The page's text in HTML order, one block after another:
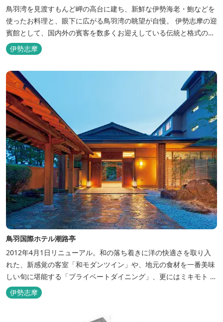
鳥羽湾を見渡すもんど岬の高台に建ち、新鮮な伊勢海老・鮑などを
使ったお料理と、眼下に広がる鳥羽湾の眺望が自慢。 伊勢志摩の迎
賓館として、国内外の賓客を数多くお迎えしている伝統と格式のあ
るホテルです。 【2024年3月25日リニューアル】 クラブラウンジ
アクセス付の新客室「オーシャンビュースイート・クラブ」が誕
ャンテラ...
伊勢志摩
鳥羽国際ホテル潮路亭
2012年4月1日リニューアル。和の落ち着きに洋の快適さを取り入
れた、新感覚の客室「和モダンツイン」や、地元の食材を一番美味
しい旬に堪能する「プライベートダイニング」、更にはミキモト コ
スメティックスとの提携により実現した、日本初の「パールオーロ
ラ風呂」が誕生。
伊勢志摩